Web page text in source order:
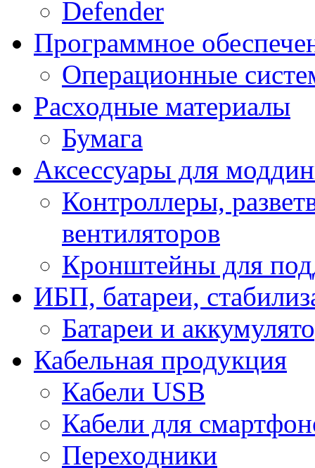
Defender
Программное
Операционные
Расходные материалы
Бумага
Аксессуары для
Контроллеры,
вентиляторов
Кронштейны для
ИБП, батареи,
Батареи и
Кабельная продукция
Кабели USB
Кабели для
Переходники